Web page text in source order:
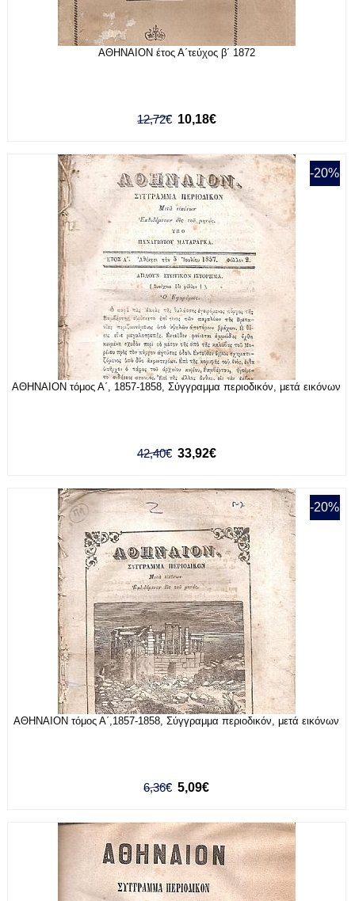
ΑΘΗΝΑΙΟΝ έτος Α΄τεύχος β΄ 1872
12,72€ 10,18€
-20%
ΑΘΗΝΑΙΟΝ τόμος Α΄, 1857-1858, Σύγγραμμα περιοδικόν, μετά εικόνων
42,40€ 33,92€
-20%
ΑΘΗΝΑΙΟΝ τόμος Α΄,1857-1858, Σύγγραμμα περιοδικόν, μετά εικόνων
6,36€ 5,09€